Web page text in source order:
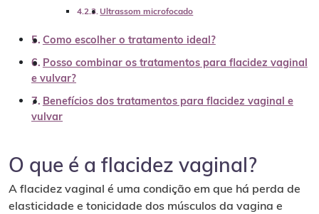
Ultrassom microfocado
Como escolher o tratamento ideal?
Posso combinar os tratamentos para flacidez vaginal
e vulvar?
Benefícios dos tratamentos para flacidez vaginal e
vulvar
O que é a flacidez vaginal?
A flacidez vaginal é uma condição em que há perda de
elasticidade e tonicidade dos músculos da vagina e